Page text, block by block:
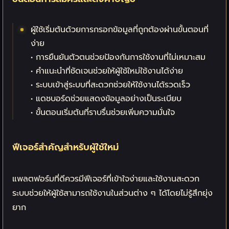
ผู้ใช้เริ่มต้นด้วยการกรอกข้อมูลที่ถูกต้องผ่านขั้นตอนที่
ง่าย
• การยืนยันตัวตนช่วยป้องกันการใช้งานที่ไม่เหมาะสม
• คำแนะนำที่ชัดเจนช่วยให้ผู้ใช้ใหม่ใช้งานได้ง่าย
• ระบบเข้าสู่ระบบที่สะดวกช่วยให้ใช้งานได้รวดเร็ว
• แดชบอร์ดช่วยแสดงข้อมูลอย่างเป็นระเบียบ
• ขั้นตอนเริ่มต้นที่ราบรื่นช่วยเพิ่มความมั่นใจ
ฟีเจอร์สำคัญสำหรับผู้ใช้ใหม่
แพลตฟอร์มที่ดีควรมีฟีเจอร์ที่เข้าใจง่ายและใช้งานสะดวก
ระบบช่วยให้ผู้ใช้สามารถใช้งานในส่วนต่าง ๆ ได้โดยไม่รู้สึกยุ่ง
ยาก